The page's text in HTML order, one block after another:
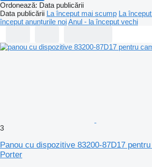
Ordonează: Data publicării
Data publicării La început mai scump La
început anunțurile noiAnul - la început vechi
3
Panou cu dispozitive 83200-87D17
Porter